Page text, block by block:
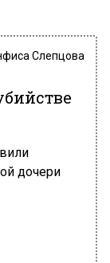
Слепцова